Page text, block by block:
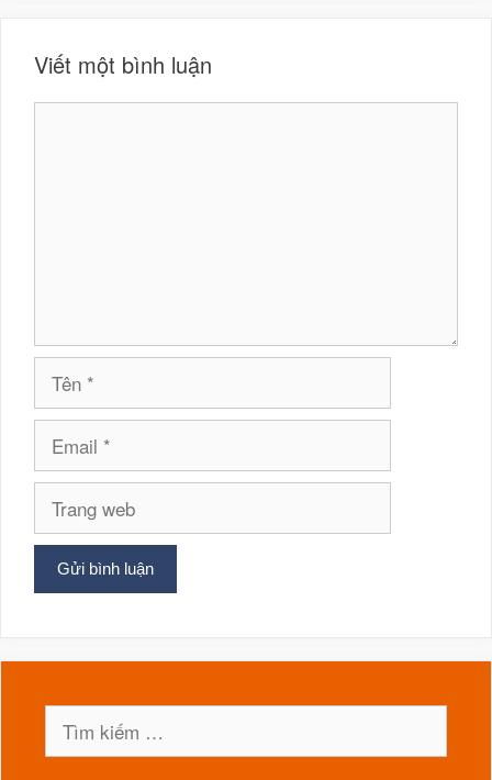
Viết một bình luận
Tên
Email
Trang
web
Tìm
kiếm